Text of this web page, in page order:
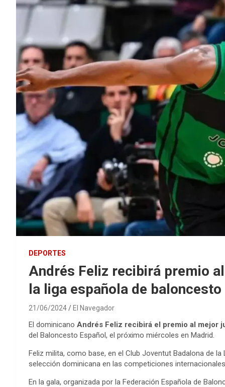
DEPORTES
Andrés Feliz recibirá premio
la liga española de baloncesto
21/06/2024 El Navegador
El dominicano Andrés Feliz recibirá el premio al mejor
del Baloncesto Español, el próximo miércoles en Madrid.
Feliz milita, como base, en el Club Joventut Badalona de
selección dominicana en las competiciones
En la gala, organizada por la Federación Española de